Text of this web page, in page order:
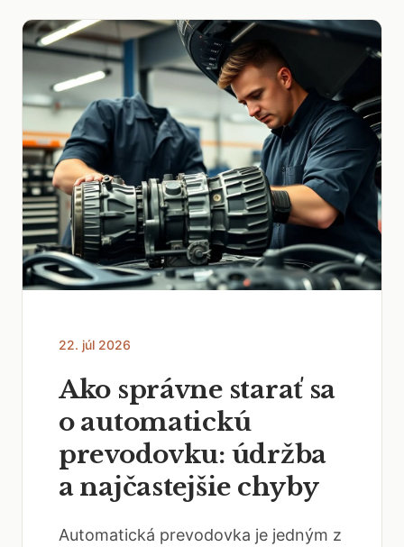
22. júl 2026
Ako správne starať sa
o automatickú
prevodovku: údržba
a najčastejšie chyby
Automatická prevodovka je jedným z